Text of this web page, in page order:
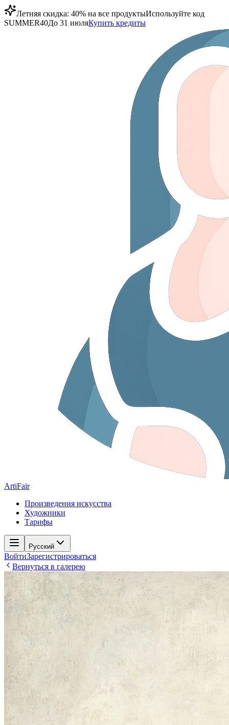
Летняя скидка: 40% на все продуктыИспользуйте код
SUMMER40До 31 июляКупить кредиты
ArtiFair
Произведения искусства
Художники
Тарифы
Русский
ВойтиЗарегистрироваться
Вернуться в галерею